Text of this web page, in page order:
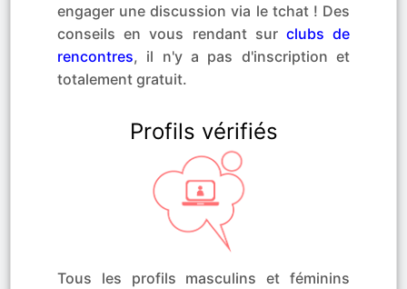
engager une discussion via le tchat ! Des
conseils en vous rendant surclubs de
rencontres, il n'y a pas d'inscription et
totalement gratuit.
Profils vérifiés
Tous les profils masculins et féminins